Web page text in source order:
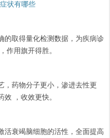
状有哪些
取得量化检测数据，为疾病诊
作用旗开得胜。
药物分子更小，渗进去性更
，收效更快。
衰竭脑细胞的活性，全面提高